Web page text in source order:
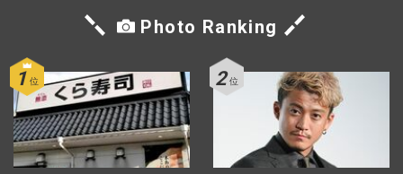
Photo Ranking